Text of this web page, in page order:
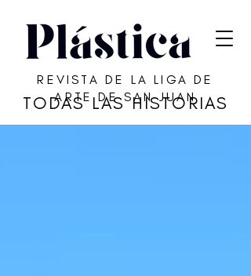
REVISTA DE LA LIGA DE
ARTE DE SAN JUAN
TODAS LAS HISTORIAS